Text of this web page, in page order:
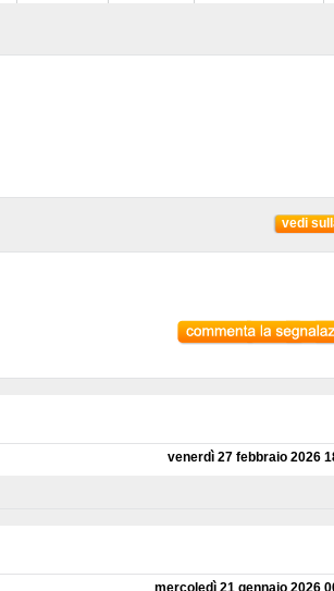
vedi
venerdì 27 febbraio 2026
mercoledì 21 gennaio 2026